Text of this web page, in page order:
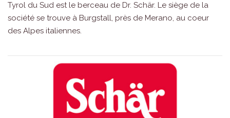
Tyrol du Sud est le berceau de Dr. Schär. Le siège de la
société se trouve à Burgstall, près de Merano, au coeur
des Alpes italiennes.